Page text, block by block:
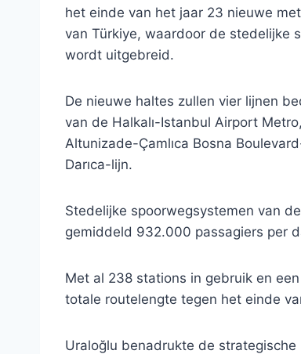
het einde van het jaar 23 nieuwe
van Türkiye, waardoor de stedelijke
wordt uitgebreid.
De nieuwe haltes zullen vier lijnen
van de Halkalı-Istanbul Airport
Altunizade-Çamlıca Bosna
Darıca-lijn.
Stedelijke spoorwegsystemen van
gemiddeld 932.000 passagiers per
Met al 238 stations in gebruik en
totale routelengte tegen het einde
Uraloğlu benadrukte de